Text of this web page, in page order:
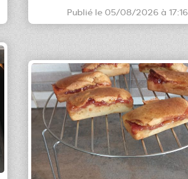
Publié le 05/08/2026 à 17:16